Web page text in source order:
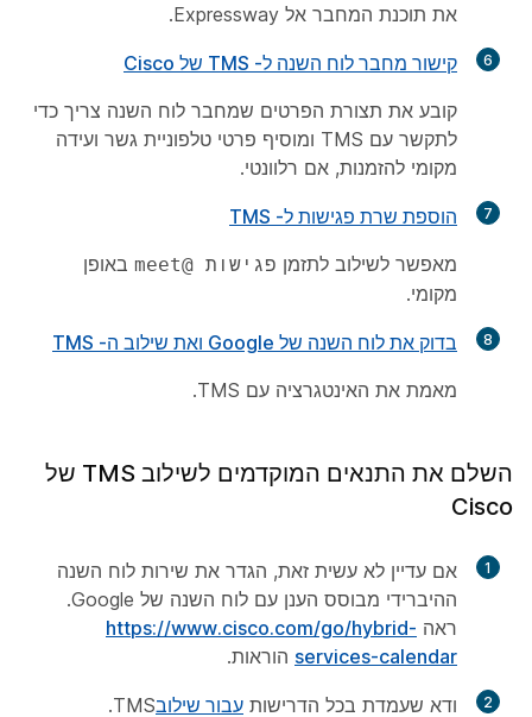
את תוכנת המחבר אל Expressway.
6
קישור מחבר לוח השנה ל- TMS של Cisco
קובע את תצורת הפרטים שמחבר לוח השנה צריך כדי
לתקשר עם TMS ומוסיף פרטי טלפוניית גשר ועידה
מקומי להזמנות, אם רלוונטי.
7
הוספת שרת פגישות ל- TMS
מאפשר לשילוב לתזמן פגישות @meet
באופן
מקומי.
8
בדוק את לוח השנה של Google ואת שילוב ה- TMS
מאמת את האינטגרציה עם TMS.
השלם את התנאים המוקדמים לשילוב TMS של
Cisco
1
אם עדיין לא עשית זאת, הגדר את שירות לוח השנה
ההיברידי מבוסס הענן עם לוח השנה של Google.
ראה https://www.cisco.com/go/hybrid-
services-calendar הוראות.
2 ודא שעמדת בכל הדרישות עבור שילובTMS.